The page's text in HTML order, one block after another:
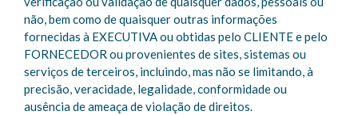
não, bem como de quaisquer outras informações
fornecidas à EXECUTIVA ou obtidas pelo CLIENTE e pelo
FORNECEDOR ou provenientes de sites, sistemas ou
serviços de terceiros, incluindo, mas não se limitando, à
precisão, veracidade, legalidade, conformidade ou
ausência de ameaça de violação de direitos.